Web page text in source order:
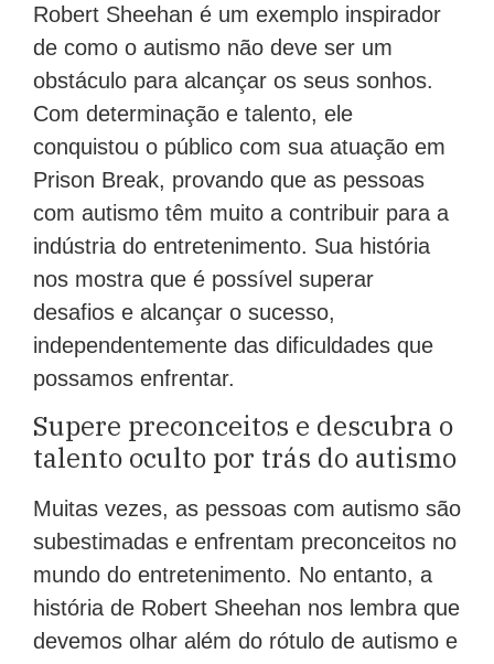
Robert Sheehan é um exemplo inspirador
de como o autismo não deve ser um
obstáculo para alcançar os seus sonhos.
Com determinação e talento, ele
conquistou o público com sua atuação em
Prison Break, provando que as pessoas
com autismo têm muito a contribuir para a
indústria do entretenimento. Sua história
nos mostra que é possível superar
desafios e alcançar o sucesso,
independentemente das dificuldades que
possamos enfrentar.
Supere preconceitos e descubra o
talento oculto por trás do autismo
Muitas vezes, as pessoas com autismo são
subestimadas e enfrentam preconceitos no
mundo do entretenimento. No entanto, a
história de Robert Sheehan nos lembra que
devemos olhar além do rótulo de autismo e